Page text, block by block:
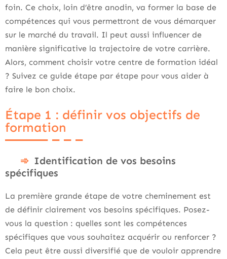
foin. Ce choix, loin d’être anodin, va former la base de
compétences qui vous permettront de vous démarquer
sur le marché du travail. Il peut aussi influencer de
manière significative la trajectoire de votre carrière.
Alors, comment choisir votre centre de formation idéal
? Suivez ce guide étape par étape pour vous aider à
faire le bon choix.
Étape 1 : définir vos objectifs de
formation
Identification de vos besoins
spécifiques
La première grande étape de votre cheminement est
de définir clairement vos besoins spécifiques. Posez-
vous la question : quelles sont les compétences
spécifiques que vous souhaitez acquérir ou renforcer ?
Cela peut être aussi diversifié que de vouloir apprendre